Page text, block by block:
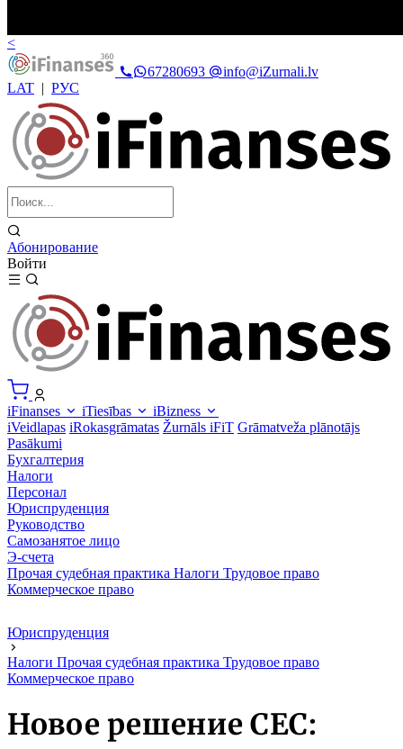
<
67280693
info@iZurnali.lv
LAT | РУС
Абонирование
Войти
iFinanses iTiesības
iBizness
iVeidlapas iRokasgrāmatas Žurnāls iFiT Grāmatveža plānotājs
Pasākumi
Бухгалтерия
Налоги
Персонал
Юриспруденция
Руководство
Самозанятое лицо
Э-счета
Прочая судебная практика Налоги Трудовое право
Коммерческое право
Юриспруденция
Налоги Прочая судебная практика Трудовое право
Коммерческое право
Новое решение СЕС: